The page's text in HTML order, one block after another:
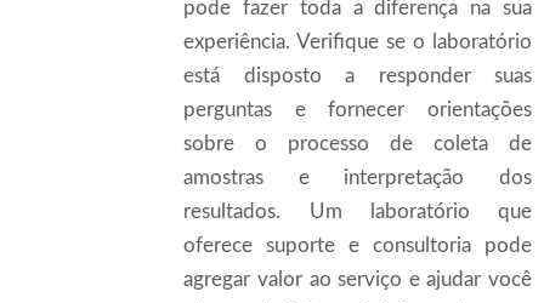
pode fazer toda a diferença na sua
experiência. Verifique se o laboratório
está disposto a responder suas
perguntas e fornecer orientações
sobre o processo de coleta de
amostras e interpretação dos
resultados. Um laboratório que
oferece suporte e consultoria pode
agregar valor ao serviço e ajudar você